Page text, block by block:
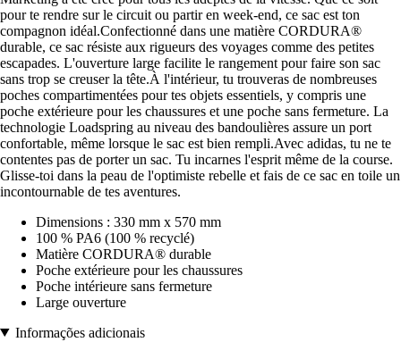
pour te rendre sur le circuit ou partir en week-end, ce sac est ton
compagnon idéal.Confectionné dans une matière CORDURA®
durable, ce sac résiste aux rigueurs des voyages comme des petites
escapades. L'ouverture large facilite le rangement pour faire son sac
sans trop se creuser la tête.À l'intérieur, tu trouveras de nombreuses
poches compartimentées pour tes objets essentiels, y compris une
poche extérieure pour les chaussures et une poche sans fermeture. La
technologie Loadspring au niveau des bandoulières assure un port
confortable, même lorsque le sac est bien rempli.Avec adidas, tu ne te
contentes pas de porter un sac. Tu incarnes l'esprit même de la course.
Glisse-toi dans la peau de l'optimiste rebelle et fais de ce sac en toile un
incontournable de tes aventures.
Dimensions : 330 mm x 570 mm
100 % PA6 (100 % recyclé)
Matière CORDURA® durable
Poche extérieure pour les chaussures
Poche intérieure sans fermeture
Large ouverture
Informações adicionais